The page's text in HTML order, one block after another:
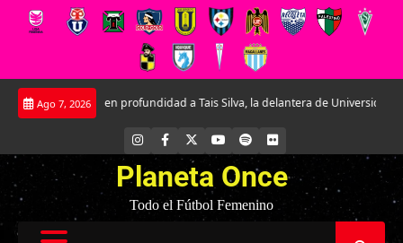
Saltar
Ago 7, 2026
en profundidad a Tais Silva, la delantera de Universidad Católica.
INSTAGRAM
FACEBOOK YOUTUBE
SPOTIFYFLICKR
Planeta Once
Todo el Fútbol Femenino